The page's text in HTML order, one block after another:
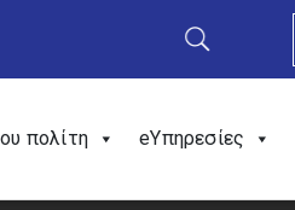
πολίτη eΥπηρεσίες